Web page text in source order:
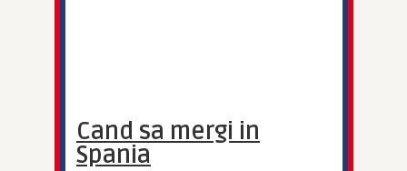
Cand sa mergi in
Spania